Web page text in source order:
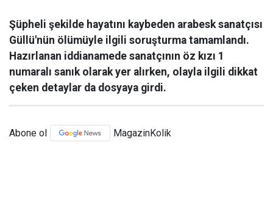
Şüpheli şekilde hayatını kaybeden arabesk sanatçısı
Güllü'nün ölümüyle ilgili soruşturma tamamlandı.
Hazırlanan iddianamede sanatçının öz kızı 1
numaralı sanık olarak yer alırken, olayla ilgili dikkat
çeken detaylar da dosyaya girdi.
Abone ol MagazinKolik